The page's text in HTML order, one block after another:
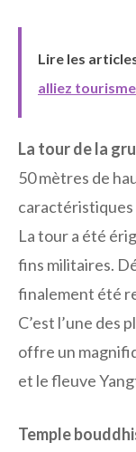
Lire les
alliez
La tour de la
50 mètres de
caractéristiques
La tour a été
fins militaires.
finalement été
C’est l’une des
offre un
et le fleuve
Temple